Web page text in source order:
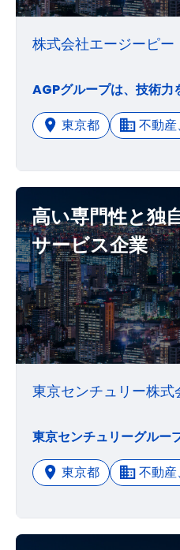
株式会社エージーピー
東京都
不動
高い専門性と独
サービス企業
東京センチュリー株式
東京都
不動